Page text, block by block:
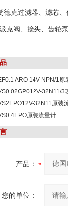
德克过滤器、滤芯、
克阀、接头、齿轮泵
ARO 14V-NPN/1原
32N11/3
32N11原装
原装流量计
产品：
您的单位：